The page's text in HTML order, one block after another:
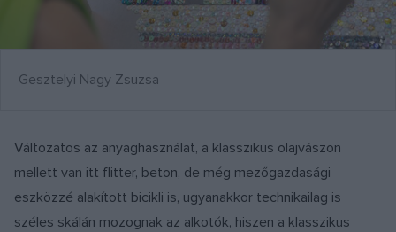
Gesztelyi Nagy Zsuzsa
Változatos az anyaghasználat, a klasszikus olajvászon
mellett van itt flitter, beton, de még mezőgazdasági
eszközzé alakított bicikli is, ugyanakkor technikailag is
széles skálán mozognak az alkotók, hiszen a klasszikus